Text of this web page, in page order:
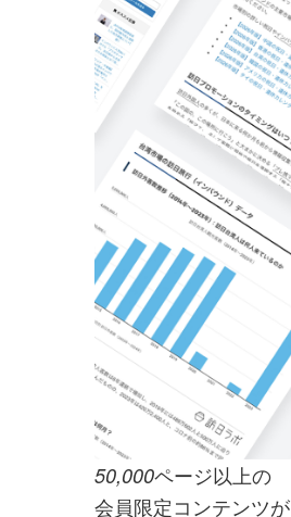
50,000ページ以上の
会員限定コンテンツが